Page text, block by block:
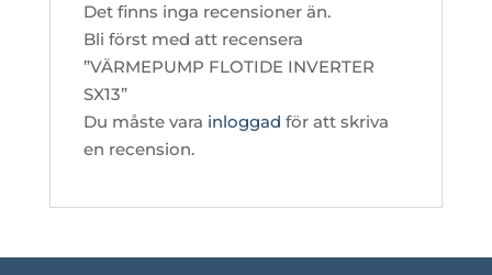
Det finns inga recensioner än.
Bli först med att recensera
”VÄRMEPUMP FLOTIDE INVERTER
SX13”
Du måste vara inloggad för att skriva
en recension.